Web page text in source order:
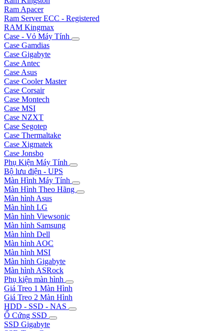
Ram Apacer
Ram Server ECC - Registered
RAM Kingmax
Case - Vỏ Máy Tính
Case Gamdias
Case Gigabyte
Case Antec
Case Asus
Case Cooler Master
Case Corsair
Case Montech
Case MSI
Case NZXT
Case Segotep
Case Thermaltake
Case Xigmatek
Case Jonsbo
Phụ Kiện Máy Tính
Bộ lưu điện - UPS
Màn Hình Máy Tính
Màn Hình Theo Hãng
Màn hình Asus
Màn hình LG
Màn hình Viewsonic
Màn hình Samsung
Màn hình Dell
Màn hình AOC
Màn hình MSI
Màn hình Gigabyte
Màn hình ASRock
Phụ kiện màn hình
Giá Treo 1 Màn Hình
Giá Treo 2 Màn Hình
HDD - SSD - NAS
Ổ Cứng SSD
SSD Gigabyte